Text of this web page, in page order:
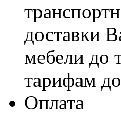
доставки
мебели до
тарифам
Оплата